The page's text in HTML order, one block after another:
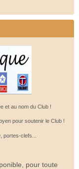
et au nom du Club !
pour soutenir le Club !
portes-clefs...
pour toute